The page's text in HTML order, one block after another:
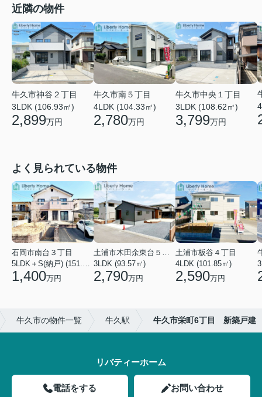
近隣の物件
牛久市神谷２丁目
3LDK (106.93㎡)
2,899万円
牛久市南５丁目
4LDK (104.33㎡)
2,780万円
牛久市中央１丁目
3LDK (108.62㎡)
3,799万円
よく見られている物件
石岡市南台３丁目
1,400万円
3LDK (93.57㎡)
2,790万円
土浦市板谷４丁目
4LDK (101.85㎡)
2,590万円
牛久市の物件一覧 牛久駅 牛久市栄町6丁目 新築戸建
リバティーホーム
電話をする お問い合わせ